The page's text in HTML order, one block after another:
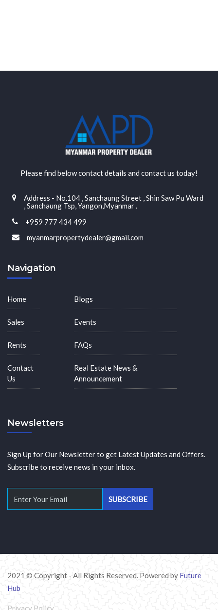
Please find below contact details and contact us today!
Address - No.104 , Sanchaung Street , Shin Saw Pu Ward
, Sanchaung Tsp, Yangon,Myanmar .
+959 777 434 499
myanmarpropertydealer@gmail.com
Navigation
Home
Sales
Rents
Contact
Us
Blogs
Events
FAQs
Real Estate News &
Announcement
Newsletters
Sign Up for Our Newsletter to get Latest Updates and Offers.
Subscribe to receive news in your inbox.
2021 © Copyright - All Rights Reserved. Powered by Future
Hub
Privacy Policy